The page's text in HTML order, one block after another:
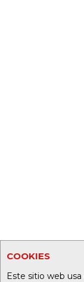
COOKIES
Este sitio web